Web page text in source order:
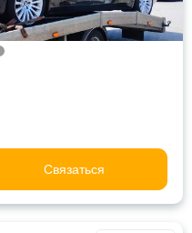
Связаться